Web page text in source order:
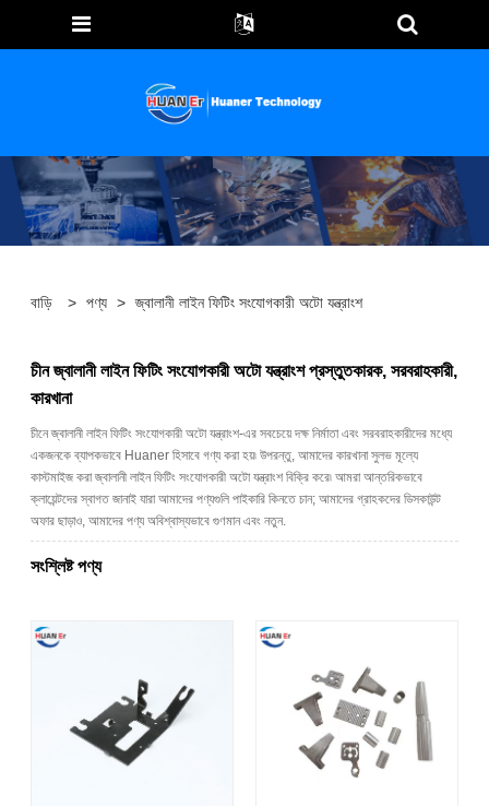
বাড়ি > পণ্য > জ্বালানী লাইন ফিটিং সংযোগকারী অটো যন্ত্রাংশ
চীন জ্বালানী লাইন ফিটিং সংযোগকারী অটো যন্ত্রাংশ প্রস্তুতকারক, সরবরাহকারী,
কারখানা
চীনে জ্বালানী লাইন ফিটিং সংযোগকারী অটো যন্ত্রাংশ-এর সবচেয়ে দক্ষ নির্মাতা এবং সরবরাহকারীদের মধ্যে
একজনকে ব্যাপকভাবে Huaner হিসাবে গণ্য করা হয়৷ উপরন্তু, আমাদের কারখানা সুলভ মূল্যে
কাস্টমাইজ করা জ্বালানী লাইন ফিটিং সংযোগকারী অটো যন্ত্রাংশ বিক্রি করে৷ আমরা আন্তরিকভাবে
ক্লায়েন্টদের স্বাগত জানাই যারা আমাদের পণ্যগুলি পাইকারি কিনতে চান; আমাদের গ্রাহকদের ডিসকাউন্ট
অফার ছাড়াও, আমাদের পণ্য অবিশ্বাস্যভাবে গুণমান এবং নতুন.
সংশ্লিষ্ট পণ্য